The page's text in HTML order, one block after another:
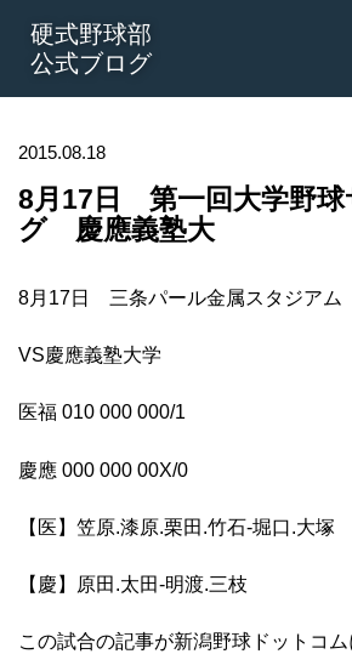
硬式野球部
公式ブログ
2015.08.18
8月17日 第一回大学野球
グ 慶應義塾大
8月17日 三条パール金属スタジアム
VS慶應義塾大学
医福 010 000 000/1
慶應 000 000 00X/0
【医】笠原.漆原.栗田.竹石-堀口.大塚
【慶】原田.太田-明渡.三枝
この試合の記事が新潟野球ドットコ